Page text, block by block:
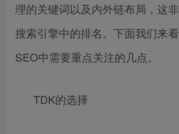
理的关键词以及内外链布局，这
搜索引擎中的排名。下面我们来
SEO中需要重点关注的几点。
TDK的选择